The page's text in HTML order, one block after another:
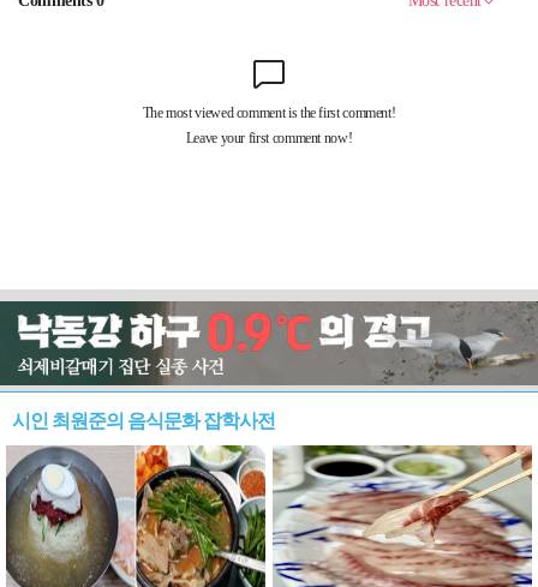
시인 최원준의 음식문화 잡학사전